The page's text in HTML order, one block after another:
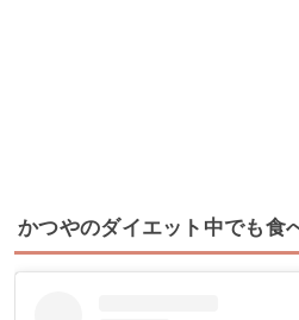
かつやのダイエット中でも食